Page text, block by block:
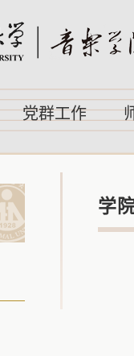
党群工作
学